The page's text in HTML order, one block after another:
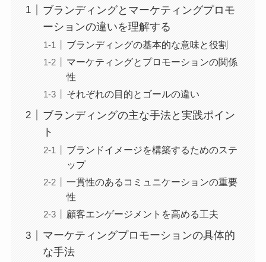
ブランディングとマーケティングプロモ
ーションの違いを理解する
ブランディングの基本的な意味と役割
マーケティングとプロモーションの関係
性
それぞれの目的とゴールの違い
ブランディングの主な手法と実践ポイン
ト
ブランドイメージを構築するためのステ
ップ
一貫性のあるコミュニケーションの重要
性
顧客エンゲージメントを高める工夫
マーケティングプロモーションの具体的
な手法